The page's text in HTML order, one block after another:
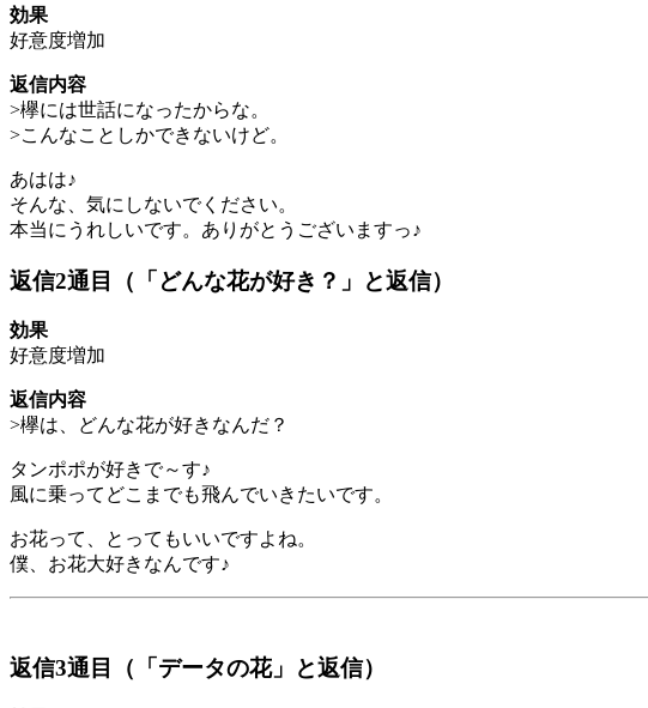
効果
好意度増加
返信内容
>欅には世話になったからな。
>こんなことしかできないけど。
あはは♪
そんな、気にしないでください。
本当にうれしいです。ありがとうございますっ♪
返信2通目（「どんな花が好き？」と返信）
効果
好意度増加
返信内容
>欅は、どんな花が好きなんだ？
タンポポが好きで～す♪
風に乗ってどこまでも飛んでいきたいです。
お花って、とってもいいですよね。
僕、お花大好きなんです♪
返信3通目（「データの花」と返信）